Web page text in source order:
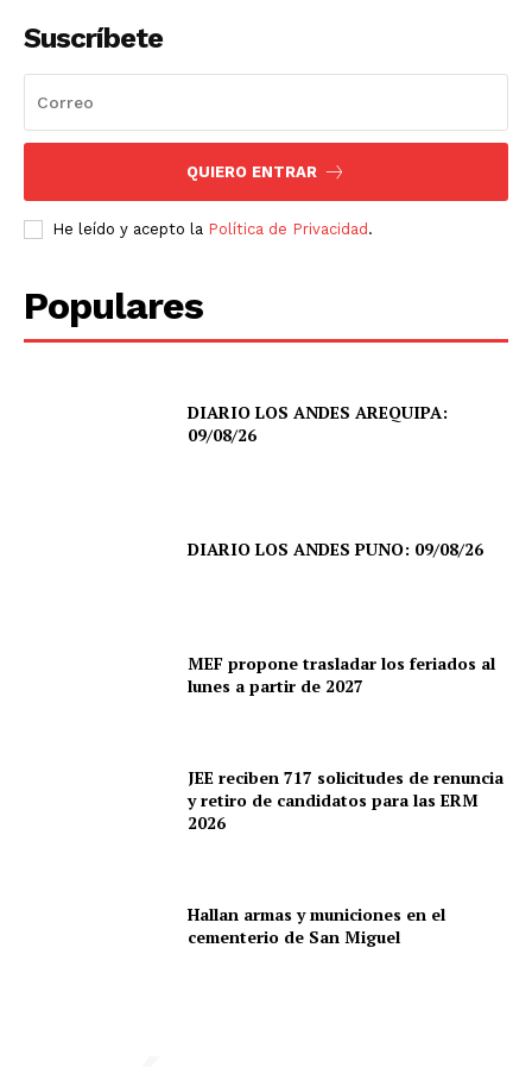
Suscríbete
QUIERO ENTRAR
He leído y acepto la Política de Privacidad.
Populares
DIARIO LOS ANDES AREQUIPA:
09/08/26
DIARIO LOS ANDES PUNO: 09/08/26
MEF propone trasladar los feriados al
lunes a partir de 2027
JEE reciben 717 solicitudes de renuncia
y retiro de candidatos para las ERM
2026
Hallan armas y municiones en el
cementerio de San Miguel